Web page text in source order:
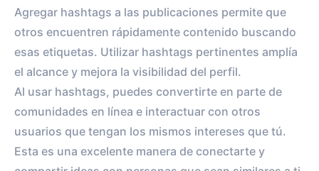
Agregar hashtags a las publicaciones permite que
otros encuentren rápidamente contenido buscando
esas etiquetas. Utilizar hashtags pertinentes amplía
el alcance y mejora la visibilidad del perfil.
Al usar hashtags, puedes convertirte en parte de
comunidades en línea e interactuar con otros
usuarios que tengan los mismos intereses que tú.
Esta es una excelente manera de conectarte y